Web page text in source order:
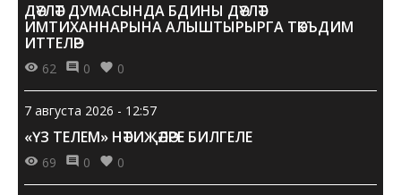
ДӘҮЛӘТ ДУМАСЫНДА БДИНЫ ДӘҮЛӘТ
ИМТИХАННАРЫНА АЛЫШТЫРЫРГА ТӘКЪДИМ
ИТТЕЛӘР
62 0 0
7 августа 2026 - 12:57
«ҮЗ ТЕЛЕМ» НӘТИҖӘЛӘРЕ БИЛГЕЛЕ
69 0 0